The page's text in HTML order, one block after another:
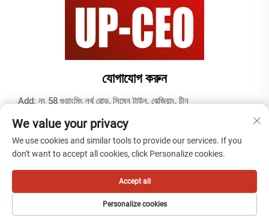
যোগাযোগ করুন
Add: নং 58 গুয়াংমিং নর্থ রোড, সিমেন টাউন, ঝেজিয়াং, চীন
টেল: +86-19937679823
ইমেইল:[email protected]
কপিরাইট © 2025 টিয়ানতাই কেবল (নিংবো) কোং, লিমিটেড দ্বারা -
We value your privacy
We use cookies and similar tools to provide our services. If you
don't want to accept all cookies, click Personalize cookies.
Personalize cookies
Accept all